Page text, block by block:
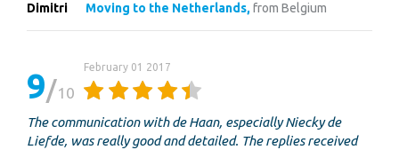
Dimitri Moving to the Netherlands,from Belgium
9 10
February 01 2017
The communication with de Haan, especially Niecky de
Liefde, was really good and detailed. The replies received